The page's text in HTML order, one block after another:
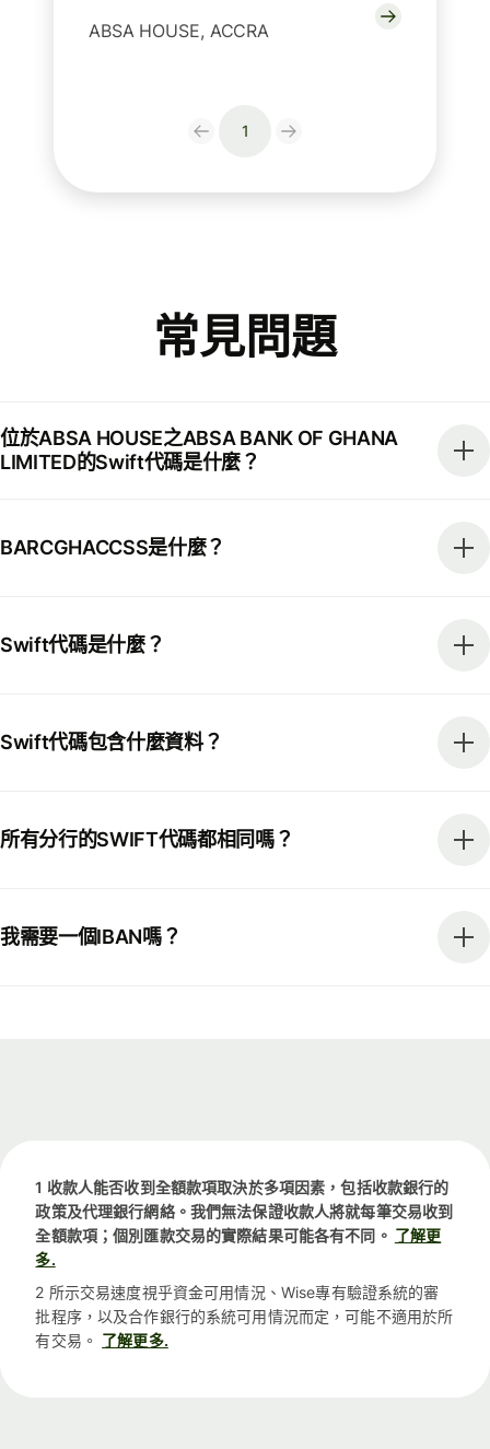
ABSA HOUSE, ACCRA
1
常見問題
位於ABSA HOUSE之ABSA BANK OF GHANA
LIMITED的Swift代碼是什麼？
BARCGHACCSS是什麼？
Swift代碼是什麼？
Swift代碼包含什麼資料？
所有分行的SWIFT代碼都相同嗎？
我需要一個IBAN嗎？
1 收款人能否收到全額款項取決於多項因素，包括收款銀行的
政策及代理銀行網絡。我們無法保證收款人將就每筆交易收到
全額款項；個別匯款交易的實際結果可能各有不同。 了解更
多.
2 所示交易速度視乎資金可用情況、Wise專有驗證系統的審
批程序，以及合作銀行的系統可用情況而定，可能不適用於所
有交易。 了解更多.